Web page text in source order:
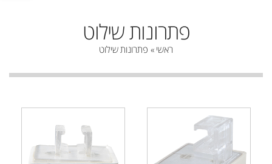
פתרונות שילוט
ראשי » פתרונות שילוט